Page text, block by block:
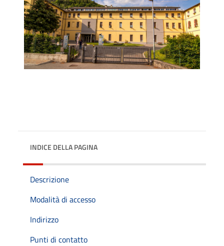
INDICE DELLA PAGINA
Descrizione
Modalità di accesso
Indirizzo
Punti di contatto